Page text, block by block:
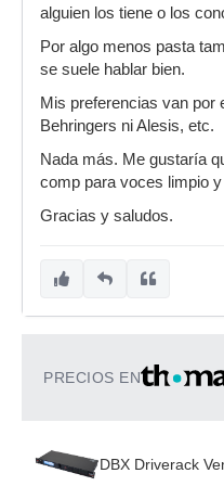
alguien los tiene o los
Por algo menos pasta
se suele hablar bien.
Mis preferencias van por
Behringers ni Alesis, etc.
Nada más. Me gustaría
comp para voces limpio
Gracias y saludos.
PRECIOS EN
DBX Driverack